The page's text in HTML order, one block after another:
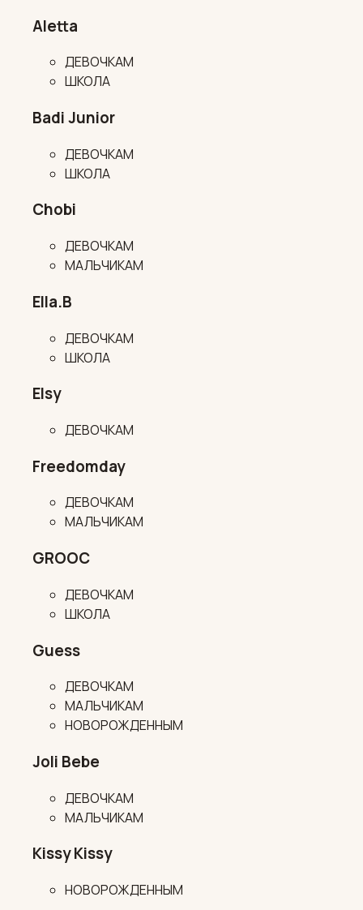
Aletta
ДЕВОЧКАМ
ШКОЛА
Badi Junior
ДЕВОЧКАМ
ШКОЛА
Chobi
ДЕВОЧКАМ
МАЛЬЧИКАМ
Ella.B
ДЕВОЧКАМ
ШКОЛА
Elsy
ДЕВОЧКАМ
Freedomday
ДЕВОЧКАМ
МАЛЬЧИКАМ
GROOC
ДЕВОЧКАМ
ШКОЛА
Guess
ДЕВОЧКАМ
МАЛЬЧИКАМ
НОВОРОЖДЕННЫМ
Joli Bebe
ДЕВОЧКАМ
МАЛЬЧИКАМ
Kissy Kissy
НОВОРОЖДЕННЫМ